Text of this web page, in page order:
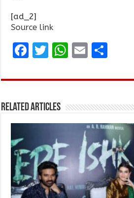
[ad_2]
Source link
F
ce
o
o
k
T
it
r
W
at
A
p
p
E
ai ar
Related Articles